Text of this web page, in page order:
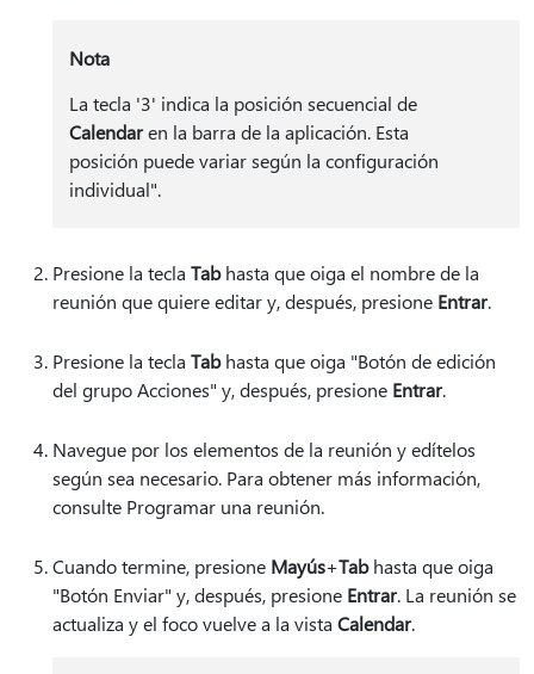
Nota
La tecla '3' indica la posición secuencial de
Calendaren la barra de la aplicación. Esta
posición puede variar según la configuración
individual".
Presione la tecla Tabhasta que oiga el nombre de la
reunión que quiere editar y, después, presione Entrar.
Presione la tecla Tabhasta que oiga "Botón de edición
del grupo Acciones" y, después, presione Entrar.
Navegue por los elementos de la reunión y edítelos
según sea necesario. Para obtener más información,
consulte Programar una reunión.
Cuando termine, presione Mayús+Tabhasta que oiga
"Botón Enviar" y, después, presione Entrar. La reunión se
actualiza y el foco vuelve a la vista Calendar.